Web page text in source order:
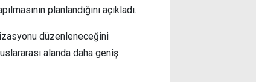
planlandığını açıkladı.
düzenleneceğini
alanda daha geniş